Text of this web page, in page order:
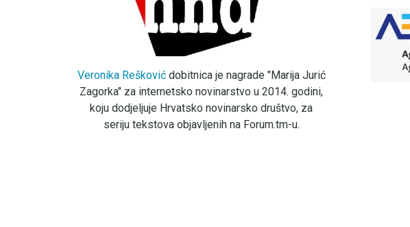
Veronika Reškovićdobitnica je nagrade "Marija Jurić
Zagorka" za internetsko novinarstvo u 2014. godini,
koju dodjeljuje Hrvatsko novinarsko društvo, za
seriju tekstova objavljenih na Forum.tm-u.